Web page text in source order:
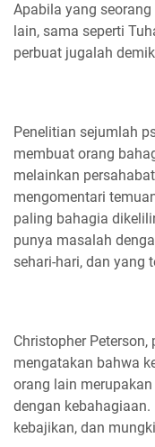
Apabila yang
lain, sama seperti
perbuat jugalah
Penelitian sejumlah
membuat orang
melainkan
mengomentari
paling bahagia
punya masalah
sehari-hari, dan yang
Christopher
mengatakan bahwa
orang lain
dengan
kebajikan, dan